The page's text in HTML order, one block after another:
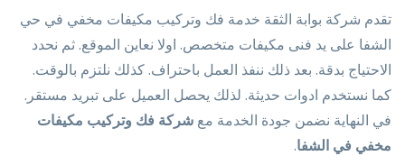
تقدم شركة بوابة الثقة خدمة فك وتركيب مكيفات مخفي في حي
الشفا على يد فنى مكيفات متخصص. اولا نعاين الموقع. ثم نحدد
الاحتياج بدقة. بعد ذلك ننفذ العمل باحتراف. كذلك نلتزم بالوقت.
كما نستخدم ادوات حديثة. لذلك يحصل العميل على تبريد مستقر.
في النهاية نضمن جودة الخدمة مع شركة فك وتركيب مكيفات
مخفي في الشفا.